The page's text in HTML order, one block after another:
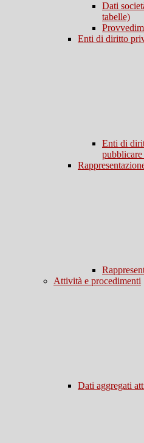
Dati
tabelle)
Enti di diritto
Enti di
Attività e procedimenti
Dati aggregati